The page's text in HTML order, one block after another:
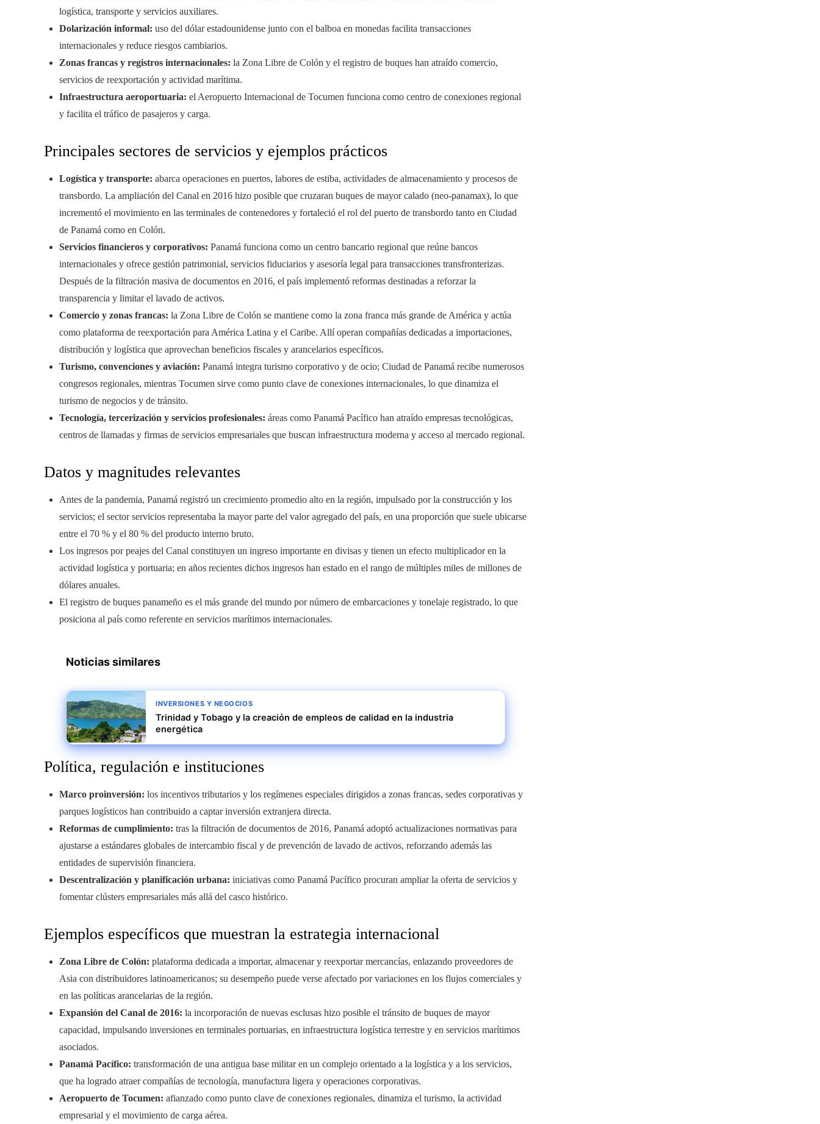
logística, transporte y servicios auxiliares.
Dolarización informal: uso del dólar estadounidense junto con el balboa en monedas facilita transacciones
internacionales y reduce riesgos cambiarios.
Zonas francas y registros internacionales: la Zona Libre de Colón y el registro de buques han atraído comercio,
servicios de reexportación y actividad marítima.
Infraestructura aeroportuaria: el Aeropuerto Internacional de Tocumen funciona como centro de conexiones regional
y facilita el tráfico de pasajeros y carga.
Principales sectores de servicios y ejemplos prácticos
Logística y transporte: abarca operaciones en puertos, labores de estiba, actividades de almacenamiento y procesos de
transbordo. La ampliación del Canal en 2016 hizo posible que cruzaran buques de mayor calado (neo-panamax), lo que
incrementó el movimiento en las terminales de contenedores y fortaleció el rol del puerto de transbordo tanto en Ciudad
de Panamá como en Colón.
Servicios financieros y corporativos: Panamá funciona como un centro bancario regional que reúne bancos
internacionales y ofrece gestión patrimonial, servicios fiduciarios y asesoría legal para transacciones transfronterizas.
Después de la filtración masiva de documentos en 2016, el país implementó reformas destinadas a reforzar la
transparencia y limitar el lavado de activos.
Comercio y zonas francas: la Zona Libre de Colón se mantiene como la zona franca más grande de América y actúa
como plataforma de reexportación para América Latina y el Caribe. Allí operan compañías dedicadas a importaciones,
distribución y logística que aprovechan beneficios fiscales y arancelarios específicos.
Turismo, convenciones y aviación: Panamá integra turismo corporativo y de ocio; Ciudad de Panamá recibe numerosos
congresos regionales, mientras Tocumen sirve como punto clave de conexiones internacionales, lo que dinamiza el
turismo de negocios y de tránsito.
Tecnología, tercerización y servicios profesionales: áreas como Panamá Pacífico han atraído empresas tecnológicas,
centros de llamadas y firmas de servicios empresariales que buscan infraestructura moderna y acceso al mercado regional.
Datos y magnitudes relevantes
Antes de la pandemia, Panamá registró un crecimiento promedio alto en la región, impulsado por la construcción y los
servicios; el sector servicios representaba la mayor parte del valor agregado del país, en una proporción que suele ubicarse
entre el 70 % y el 80 % del producto interno bruto.
Los ingresos por peajes del Canal constituyen un ingreso importante en divisas y tienen un efecto multiplicador en la
actividad logística y portuaria; en años recientes dichos ingresos han estado en el rango de múltiples miles de millones de
dólares anuales.
El registro de buques panameño es el más grande del mundo por número de embarcaciones y tonelaje registrado, lo que
posiciona al país como referente en servicios marítimos internacionales.
Noticias similares
INVERSIONES Y NEGOCIOS
Trinidad y Tobago y la creación de empleos de calidad en la industria
energética
Política, regulación e instituciones
Marco proinversión: los incentivos tributarios y los regímenes especiales dirigidos a zonas francas, sedes corporativas y
parques logísticos han contribuido a captar inversión extranjera directa.
Reformas de cumplimiento: tras la filtración de documentos de 2016, Panamá adoptó actualizaciones normativas para
ajustarse a estándares globales de intercambio fiscal y de prevención de lavado de activos, reforzando además las
entidades de supervisión financiera.
Descentralización y planificación urbana: iniciativas como Panamá Pacífico procuran ampliar la oferta de servicios y
fomentar clústers empresariales más allá del casco histórico.
Ejemplos específicos que muestran la estrategia internacional
Zona Libre de Colón: plataforma dedicada a importar, almacenar y reexportar mercancías, enlazando proveedores de
Asia con distribuidores latinoamericanos; su desempeño puede verse afectado por variaciones en los flujos comerciales y
en las políticas arancelarias de la región.
Expansión del Canal de 2016: la incorporación de nuevas esclusas hizo posible el tránsito de buques de mayor
capacidad, impulsando inversiones en terminales portuarias, en infraestructura logística terrestre y en servicios marítimos
asociados.
Panamá Pacífico: transformación de una antigua base militar en un complejo orientado a la logística y a los servicios,
que ha logrado atraer compañías de tecnología, manufactura ligera y operaciones corporativas.
Aeropuerto de Tocumen: afianzado como punto clave de conexiones regionales, dinamiza el turismo, la actividad
empresarial y el movimiento de carga aérea.